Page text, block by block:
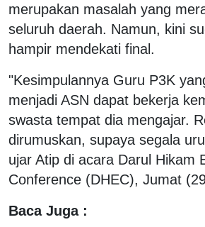
merupakan masalah yang
seluruh daerah. Namun, kini
hampir mendekati final.
"Kesimpulannya Guru P3K
menjadi ASN dapat bekerja
swasta tempat dia mengajar.
dirumuskan, supaya segala
ujar Atip di acara Darul Hikam
Conference (DHEC), Jumat
Baca Juga :